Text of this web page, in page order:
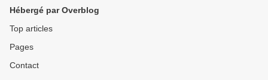
Hébergé par Overblog
Top articles
Pages
Contact